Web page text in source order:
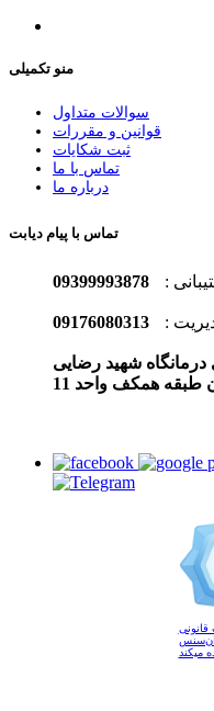
منو تکمیلی
سوالات متداول
قوانین و مقررات
ثبت شکایات
تماس با ما
درباره ما
تماس با پیام دیابت
:
09399993878
:
09176080313
درمانگاه شهید رضایی
همکف واحد 11